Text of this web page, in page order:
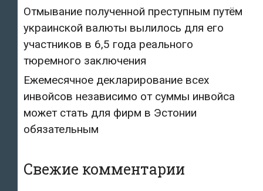
Отмывание полученной преступным путём
украинской валюты вылилось для его
участников в 6,5 года реального
тюремного заключения
Ежемесячное декларирование всех
инвойсов независимо от суммы инвойса
может стать для фирм в Эстонии
обязательным
Свежие комментарии